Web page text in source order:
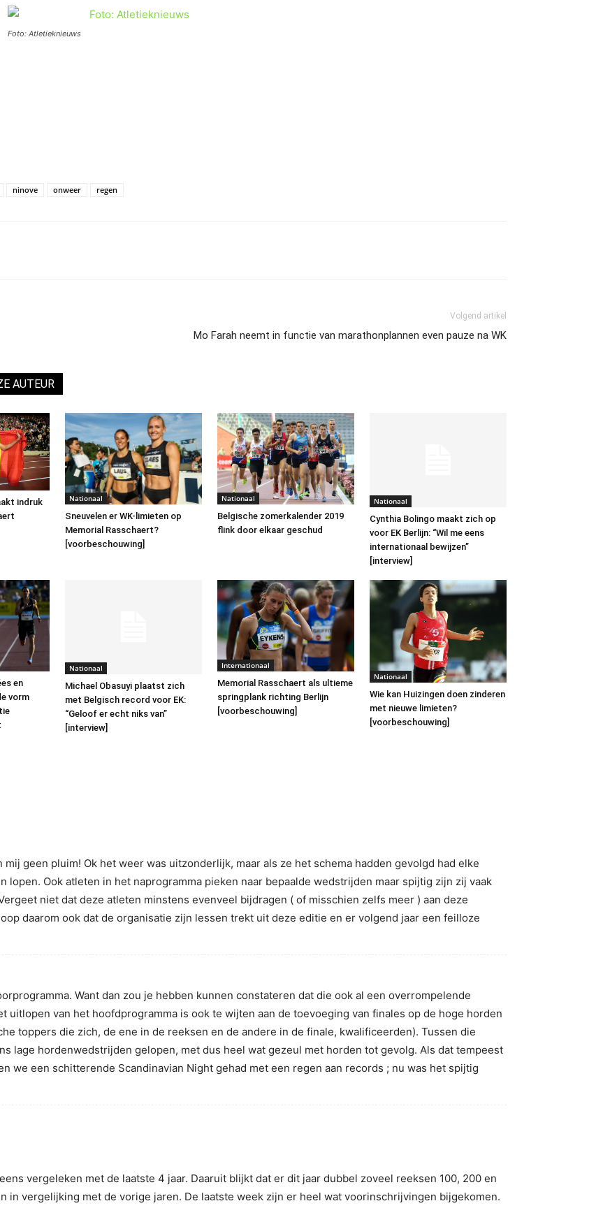
Foto: Atletieknieuws
ninove onweer regen
Volgend artikel
Mo Farah neemt in functie van marathonplannen even pauze na WK
AUTEUR
indruk
Nationaal
Sneuvelen er WK-limieten op
Memorial Rasschaert?
[voorbeschouwing]
Nationaal
Belgische zomerkalender 2019
flink door elkaar geschud
Nationaal
Cynthia Bolingo maakt zich op
voor EK Berlijn: “Wil me eens
internationaal bewijzen”
[interview]
en
vorm
Nationaal
Michael Obasuyi plaatst zich
met Belgisch record voor EK:
“Geloof er echt niks van”
[interview]
Internationaal
Memorial Rasschaert als ultieme
springplank richting Berlijn
[voorbeschouwing]
Nationaal
Wie kan Huizingen doen zinderen
met nieuwe limieten?
[voorbeschouwing]
geen pluim! Ok het weer was uitzonderlijk, maar als ze het schema hadden gevolgd had elke
lopen. Ook atleten in het naprogramma pieken naar bepaalde wedstrijden maar spijtig zijn zij vaak
niet dat deze atleten minstens evenveel bijdragen ( of misschien zelfs meer ) aan deze
daarom ook dat de organisatie zijn lessen trekt uit deze editie en er volgend jaar een feilloze
Want dan zou je hebben kunnen constateren dat die ook al een overrompelende
uitlopen van het hoofdprogramma is ook te wijten aan de toevoeging van finales op de hoge horden
toppers die zich, de ene in de reeksen en de andere in de finale, kwalificeerden). Tussen die
lage hordenwedstrijden gelopen, met dus heel wat gezeul met horden tot gevolg. Als dat tempeest
we een schitterende Scandinavian Night gehad met een regen aan records ; nu was het spijtig
vergeleken met de laatste 4 jaar. Daaruit blijkt dat er dit jaar dubbel zoveel reeksen 100, 200 en
in vergelijking met de vorige jaren. De laatste week zijn er heel wat voorinschrijvingen bijgekomen.